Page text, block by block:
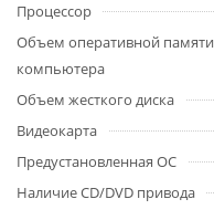
Процессор
Объем оперативной памяти
компьютера
Объем жесткого диска
Видеокарта
Предустановленная ОС
Наличие CD/DVD привода